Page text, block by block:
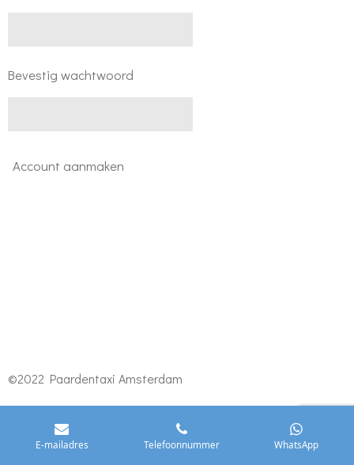
Bevestig wachtwoord
Account aanmaken
©2022 Paardentaxi Amsterdam
E-mailadres Telefoonnummer WhatsApp